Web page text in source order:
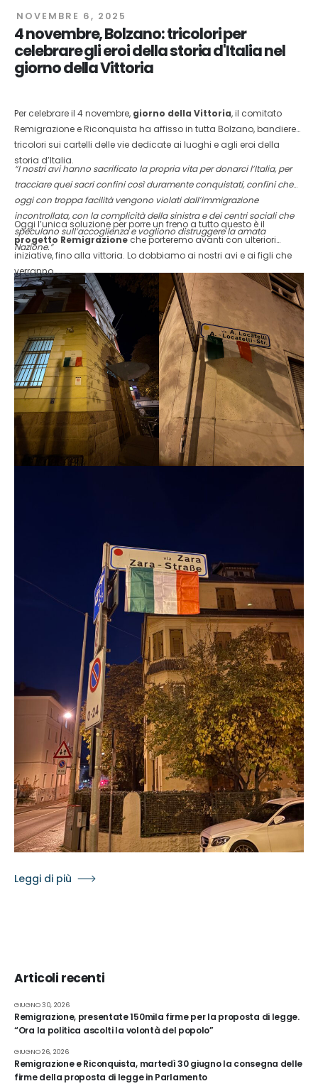
NOVEMBRE 6, 2025
4 novembre, Bolzano: tricolori per
celebrare gli eroi della storia d'Italia nel
giorno della Vittoria
Per celebrare il 4 novembre, giorno della Vittoria, il comitato
Remigrazione e Riconquista ha affisso in tutta Bolzano, bandiere
tricolori sui cartelli delle vie dedicate ai luoghi e agli eroi della
storia d’Italia.
“I nostri avi hanno sacrificato la propria vita per donarci l’Italia, per
tracciare quei sacri confini così duramente conquistati, confini che
oggi con troppa facilità vengono violati dall’immigrazione
incontrollata, con la complicità della sinistra e dei centri sociali che
speculano sull’accoglienza e vogliono distruggere la amata
Nazione.”
Oggi l’unica soluzione per porre un freno a tutto questo è il
progetto Remigrazione che porteremo avanti con ulteriori
iniziative, fino alla vittoria. Lo dobbiamo ai nostri avi e ai figli che
verranno.
Leggi di più
Articoli recenti
Remigrazione, presentate 150mila firme per la proposta di legge.
“Ora la politica ascolti la volontà del popolo”
GIUGNO 30, 2026
Remigrazione e Riconquista, martedì 30 giugno la consegna delle
firme della proposta di legge in Parlamento
GIUGNO 26, 2026